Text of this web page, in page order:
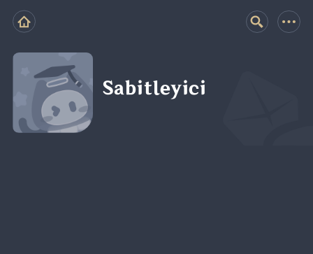
Sabitleyici